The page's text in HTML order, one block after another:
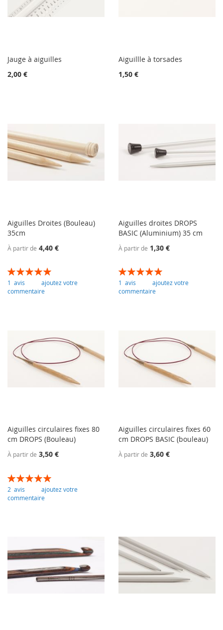
Jauge à aiguilles
2,00 €
Aiguillle à torsades
1,50 €
Aiguilles Droites (Bouleau)
35cm
À partir de 4,40 €
Évaluation:
100
% of100
1 avis
ajoutez votre
commentaire
Aiguilles droites DROPS
BASIC (Aluminium) 35 cm
À partir de 1,30 €
Évaluation:
100
% of100
1 avis
ajoutez votre
commentaire
Aiguilles circulaires fixes 80
cm DROPS (Bouleau)
À partir de 3,50 €
Évaluation:
100
% of100
2 avis
ajoutez votre
commentaire
Aiguilles circulaires fixes 60
cm DROPS BASIC (bouleau)
À partir de 3,60 €